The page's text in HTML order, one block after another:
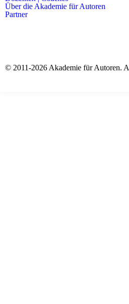
Über die Akademie für Autoren
Partner
© 2011-2026 Akademie für Autoren.